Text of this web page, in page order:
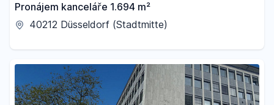
Pronájem kanceláře 1.694 m²
40212 Düsseldorf (Stadtmitte)